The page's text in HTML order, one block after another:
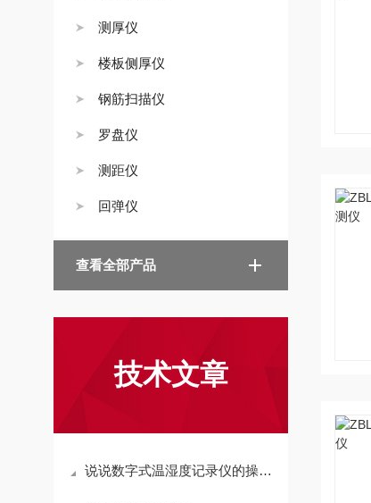
测厚仪
楼板侧厚仪
钢筋扫描仪
罗盘仪
测距仪
回弹仪
查看全部产品
技术文章
说说数字式温湿度记录仪的操作说明